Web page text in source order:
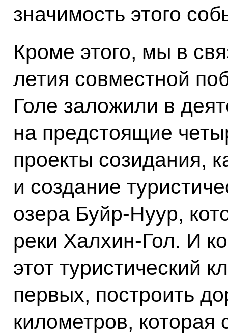
значимость этого
Кроме этого, мы в
летия совместной
Голе заложили в
на предстоящие
проекты созидания,
и создание
озера Буйр-Нуур,
реки Халхин-Гол. И
этот туристический
первых, построить
километров,